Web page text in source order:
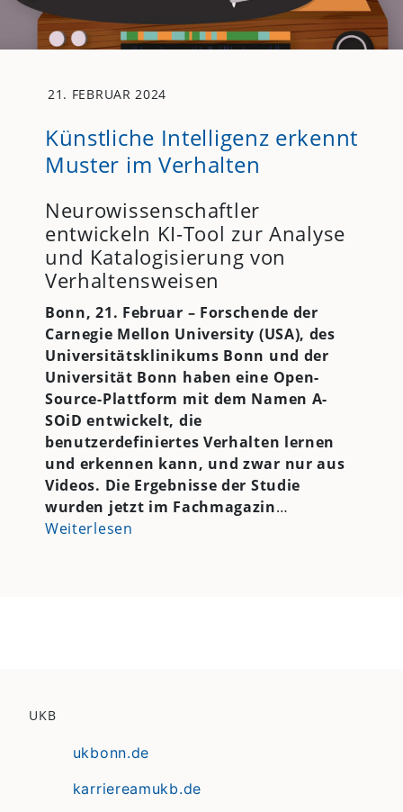
21. FEBRUAR 2024
Künstliche Intelligenz erkennt
Muster im Verhalten
Neurowissenschaftler
entwickeln KI-Tool zur Analyse
und Katalogisierung von
Verhaltensweisen
Bonn, 21. Februar – Forschende der
Carnegie Mellon University (USA), des
Universitätsklinikums Bonn und der
Universität Bonn haben eine Open-
Source-Plattform mit dem Namen A-
SOiD entwickelt, die
benutzerdefiniertes Verhalten lernen
und erkennen kann, und zwar nur aus
Videos. Die Ergebnisse der Studie
wurden jetzt im Fachmagazin…
Weiterlesen
UKB
ukbonn.de
karriereamukb.de